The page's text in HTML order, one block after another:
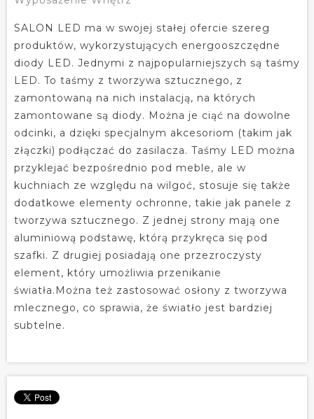
SALON LED ma w swojej stałej ofercie szereg
produktów, wykorzystujących energooszczędne
diody LED. Jednymi z najpopularniejszych są taśmy
LED. To taśmy z tworzywa sztucznego, z
zamontowaną na nich instalacją, na których
zamontowane są diody. Można je ciąć na dowolne
odcinki, a dzięki specjalnym akcesoriom (takim jak
złączki) podłączać do zasilacza. Taśmy LED można
przyklejać bezpośrednio pod meble, ale w
kuchniach ze względu na wilgoć, stosuje się także
dodatkowe elementy ochronne, takie jak panele z
tworzywa sztucznego. Z jednej strony mają one
aluminiową podstawę, którą przykręca się pod
szafki. Z drugiej posiadają one przezroczysty
element, który umożliwia przenikanie
światła.Można też zastosować osłony z tworzywa
mlecznego, co sprawia, że światło jest bardziej
subtelne.